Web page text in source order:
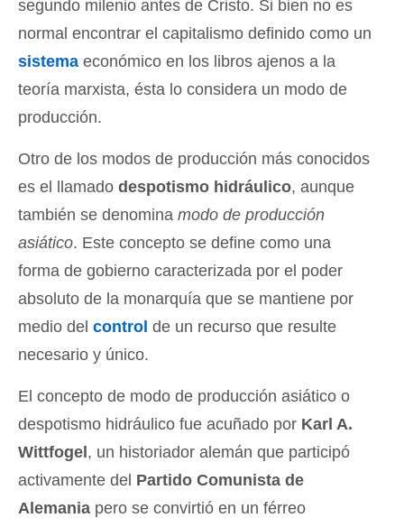
segundo milenio antes de Cristo. Si bien no es
normal encontrar el capitalismo definido como un
sistema económico en los libros ajenos a la
teoría marxista, ésta lo considera un modo de
producción.
Otro de los modos de producción más conocidos
es el llamado despotismo hidráulico, aunque
también se denomina modo de producción
asiático. Este concepto se define como una
forma de gobierno caracterizada por el poder
absoluto de la monarquía que se mantiene por
medio del control de un recurso que resulte
necesario y único.
El concepto de modo de producción asiático o
despotismo hidráulico fue acuñado por Karl A.
Wittfogel , un historiador alemán que participó
activamente del Partido Comunista de
Alemania pero se convirtió en un férreo